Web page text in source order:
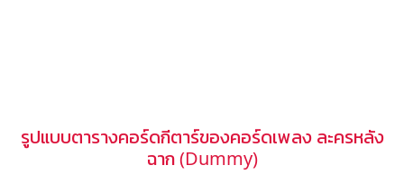
รูปแบบตารางคอร์ดกีตาร์ของคอร์ดเพลง ละครหลัง
ฉาก (Dummy)